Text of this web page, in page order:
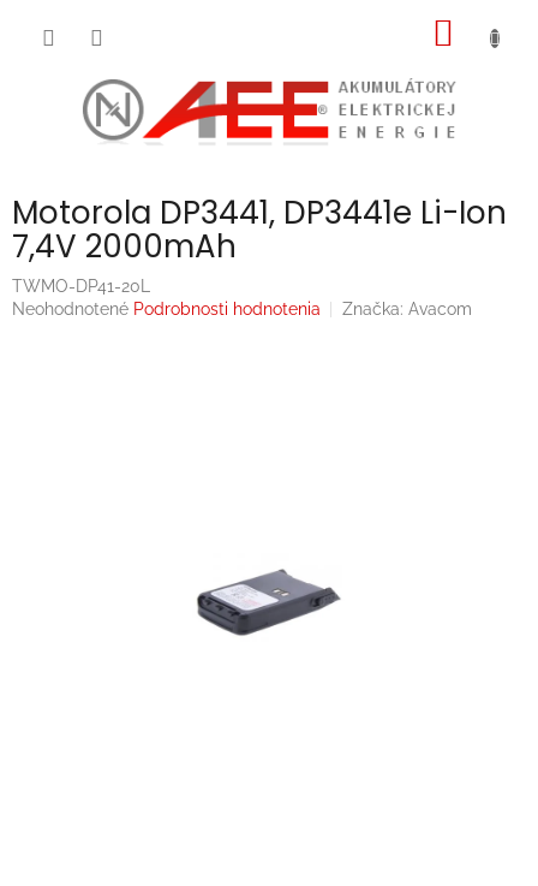
Motorola DP3441, DP3441e Li-Ion
7,4V 2000mAh
TWMO-DP41-20L
Priemerné
Neohodnotené Podrobnosti hodnotenia Značka: Avacom